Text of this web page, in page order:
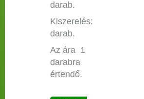
darab.
Kiszerelés:
darab.
Az ára 1
darabra
értendő.